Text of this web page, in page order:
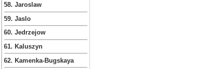
58. Jaroslaw
59. Jaslo
60. Jedrzejow
61. Kaluszyn
62. Kamenka-Bugskaya